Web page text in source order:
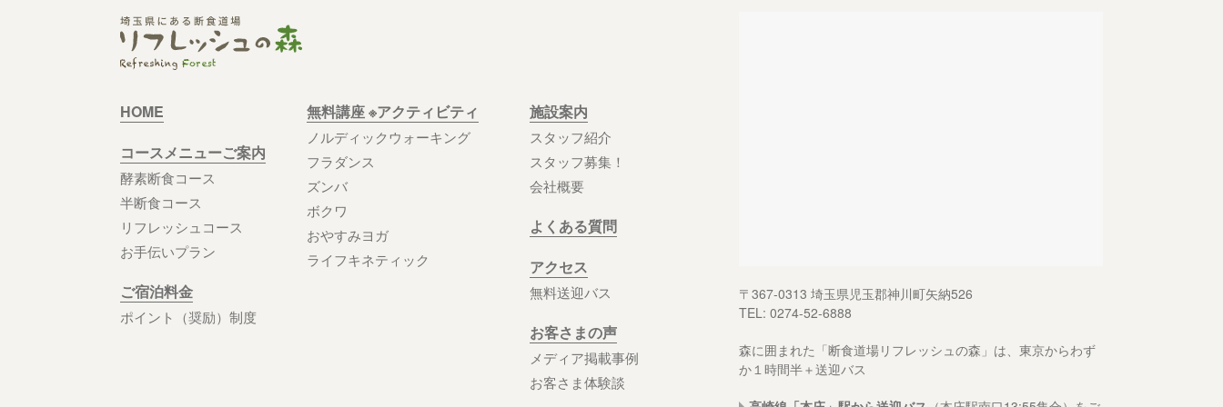
HOME
コースメニューご案内
酵素断食コース
半断食コース
リフレッシュコース
お手伝いプラン
ご宿泊料金
ポイント（奨励）制度
無料講座 ※アクティビティ
ノルディックウォーキング
フラダンス
ズンバ
ボクワ
おやすみヨガ
ライフキネティック
施設案内
スタッフ紹介
スタッフ募集！
会社概要
よくある質問
アクセス
無料送迎バス
お客さまの声
メディア掲載事例
お客さま体験談
〒367-0313 埼玉県児玉郡神川町矢納526
TEL: 0274-52-6888
森に囲まれた「断食道場リフレッシュの森」は、東京からわず
か１時間半＋送迎バス